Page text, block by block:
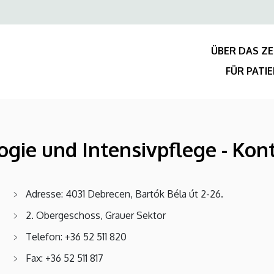
Felső
ÜBER DAS
FÜR
und Intensivpflege -
Adresse: 4031 Debrecen, Bartók Béla út 2-26.
2. Obergeschoss, Grauer Sektor
Telefon: +36 52 511 820
Fax: +36 52 511 817